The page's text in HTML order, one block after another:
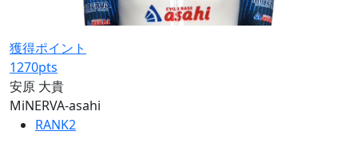
獲得ポイント
1270pts
安原 大貴
MiNERVA-asahi
RANK2